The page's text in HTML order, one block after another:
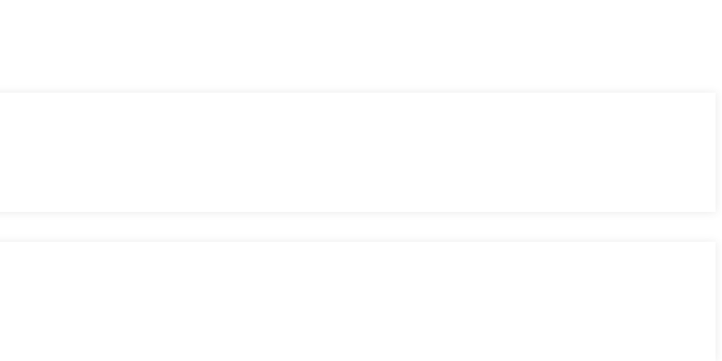
senza complicazioni.
del mercato.
piattaforme e dApp.